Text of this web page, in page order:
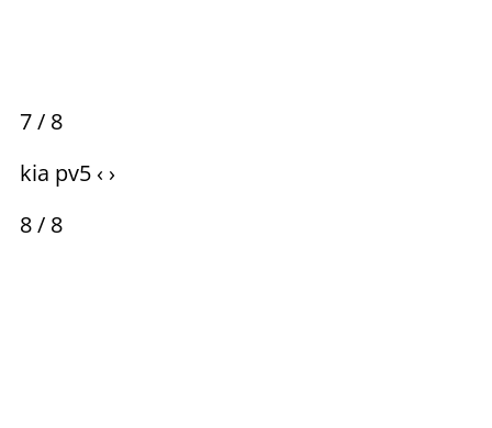
7 / 8
kia pv5 ‹ ›
8 / 8